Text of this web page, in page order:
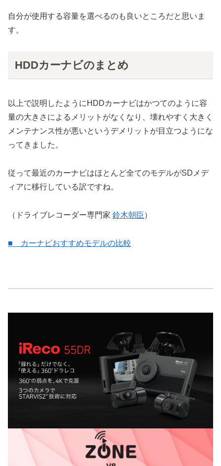
自分が使用する容量を選べるのも良いところだと思いま
す。
HDDカーナビのまとめ
以上で説明したようにHDDカーナビはかつてのように容
量の大きさによるメリットがなくなり、壊れやすく大きく
メンテナンス性が悪いというデメリットが目立つようにな
ってきました。
従って最近のカーナビはほとんど全てのモデルがSDメデ
ィアに移行している訳ですね。
（ドライブレコーダー専門家 鈴木朝臣）
■ カーナビおすすめモデルの比較